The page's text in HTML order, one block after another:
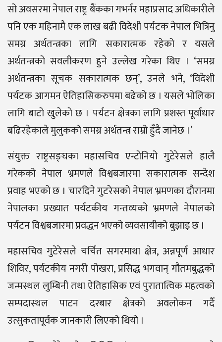
सो अवसरमा नेपाल राष्ट्र बैंकका गभर्नर महाप्रसाद अधिकारीले
पनि एक महिनामै एक लाख बढी विदेशी पर्यटक नेपाल भित्रिनु
समग्र अर्थतन्त्रका लागि सकारात्मक रहेको र यसले
अर्थतन्त्रको सवलीकरण हुने उल्लेख गरेका थिए । ‘समग्र
अर्थतन्त्रका सूचक सकारात्मक छन्’, उनले भने, ‘विदेशी
पर्यटक आगमन ऐतिहासिकरुपमा बढेको छ । यसले भोलिका
लागि बाटो खुलेको छ । पर्यटन क्षेत्रका लागि प्रशस्त पूर्वाधार
बढिरहेकाले मुलुकको समग्र अर्थतन्त्र राम्रो हुँदै जानेछ ।’
संयुक्त राष्ट्रसङ्घका महासचिव एन्टोनियो गुटेरेसले हालै
गरेकको नेपाल भ्रमणले विश्वबजारमा सकारात्मक सन्देश
प्रवाह भएको छ । चारदिने गुटरेसको नेपाल भ्रमणका दौरानमा
नेपालका प्रख्यात पर्यटकीय गन्तव्यको भ्रमणले नेपालको
पर्यटन विश्वबजारमा प्रवद्धन भएको व्यवसायीको बुझाइ छ ।
महासचिव गुटेरेसले चर्चित सगरमाथा क्षेत्र, अन्नपूर्ण आधार
शिविर, पर्यटकीय नगरी पोखरा, प्रसिद्ध भगवान् गौतमबुद्धको
जन्मस्थल लुम्बिनी तथा ऐतिहासिक एवं पुरातात्विक महत्वको
सम्पदास्थल पाटन दरबार क्षेत्रको अवलोकन गर्दै
उत्सुकतापूर्वक जानकारी लिएको थियो ।